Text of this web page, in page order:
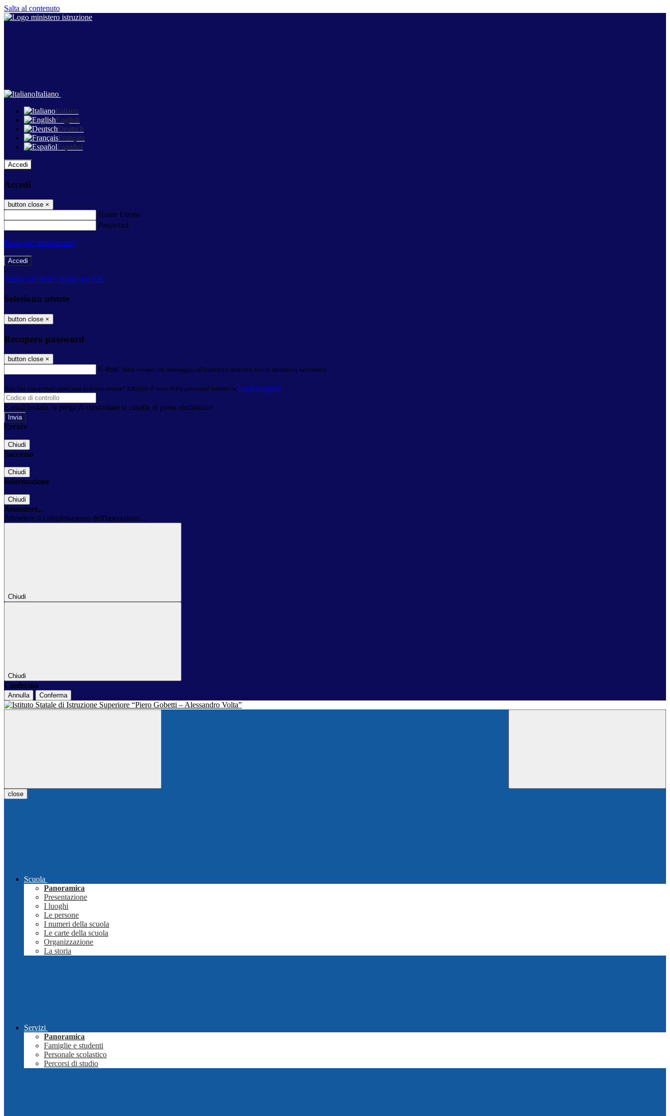
Salta al contenuto
Italiano
Italiano
English
Deutsch
Français
Español
Accedi
Accedi
button close ×
Nome Utente
Password
Password dimenticata?
-
Entra con SPID Entra con CIE
Seleziona utente
button close ×
Recupero password
button close ×
E-mail Verrà inviato un messaggio all'indirizzo indicato con le istruzioni necessarie.
Non hai una e-mail associata al nome utente? Effettua il reset della password tramite la Login Spaggiari
E-mail inviata, si prega di controllare la casella di posta elettronica!
Errore
Chiudi
Successo
Chiudi
Informazione
Chiudi
Attendere...
Attendere il completamento dell'operazione...
Chiudi
Chiudi
Conferma
Annulla Conferma
close
Scuola
Panoramica
Presentazione
I luoghi
Le persone
I numeri della scuola
Le carte della scuola
Organizzazione
La storia
Servizi
Panoramica
Famiglie e studenti
Personale scolastico
Percorsi di studio